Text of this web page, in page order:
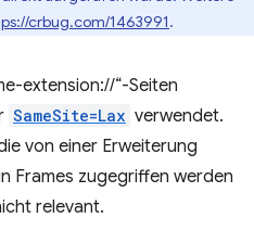
crbug.com/1463991.
extension://“-Seiten
SameSite=Lax verwendet.
von einer Erweiterung
Frames zugegriffen werden
relevant.